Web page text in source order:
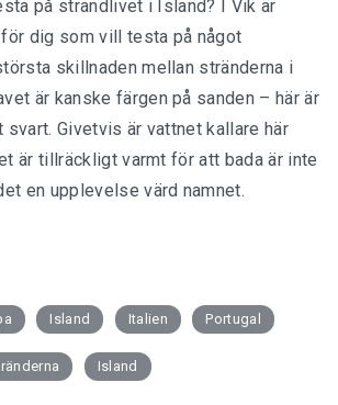
på strandlivet i Island? I Vik är
dig som vill testa på något
skillnaden mellan stränderna i
är kanske färgen på sanden – här är
svart. Givetvis är vattnet kallare här
är tillräckligt varmt för att bada är inte
en upplevelse värd namnet.
Island Italien Portugal
Island